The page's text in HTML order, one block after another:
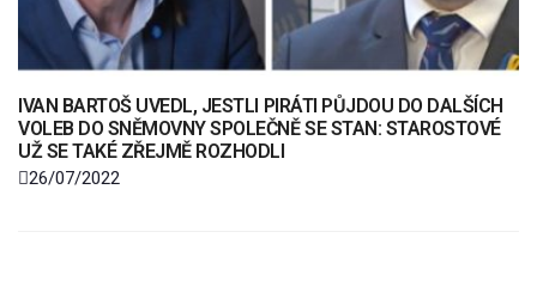
IVAN BARTOŠ UVEDL, JESTLI PIRÁTI PŮJDOU DO DALŠÍCH
VOLEB DO SNĚMOVNY SPOLEČNĚ SE STAN: STAROSTOVÉ
UŽ SE TAKÉ ZŘEJMĚ ROZHODLI
26/07/2022